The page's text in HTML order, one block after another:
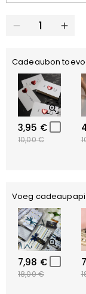
Cadeaubon
3,95 €
10,00 €
Voeg
7,98 €
18,00 €